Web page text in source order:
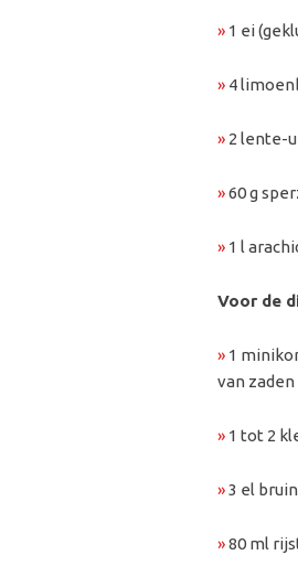
» 1 ei
» 4
» 2 lente-
»60 g
» 1 l
Voor de
» 1
van
» 1 tot 2
»3 el
»80 ml